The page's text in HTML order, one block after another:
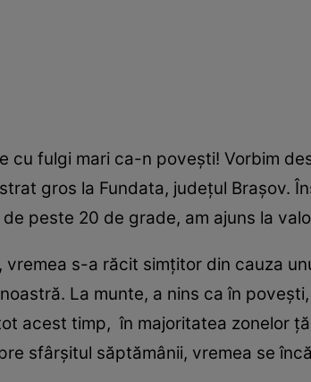
cu fulgi mari ca-n povești! Vorbim
gros la Fundata, județul Brașov.
peste 20 de grade, am ajuns la
vremea s-a răcit simțitor din cauza
La munte, a nins ca în
acest timp, în majoritatea zonelor
sfârșitul săptămânii, vremea se